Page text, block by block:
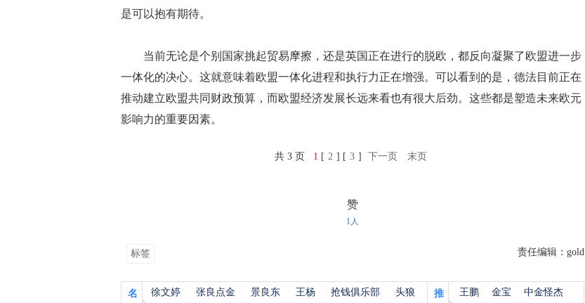
是可以抱有期待。
当前无论是个别国家挑起贸易摩擦，还是英国正在进行的脱欧，都反向凝聚了欧盟进一步
一体化的决心。这就意味着欧盟一体化进程和执行力正在增强。可以看到的是，德法目前正在
推动建立欧盟共同财政预算，而欧盟经济发展长远来看也有很大后劲。这些都是塑造未来欧元
影响力的重要因素。
共 3 页 1 [ 2 ] [ 3 ] 下一页 末页
赞
1人
标签 责任编辑：gold
名
徐文婷 张良点金 景良东 王杨 抢钱俱乐部
头狼
推
王鹏 金宝 中金怪杰